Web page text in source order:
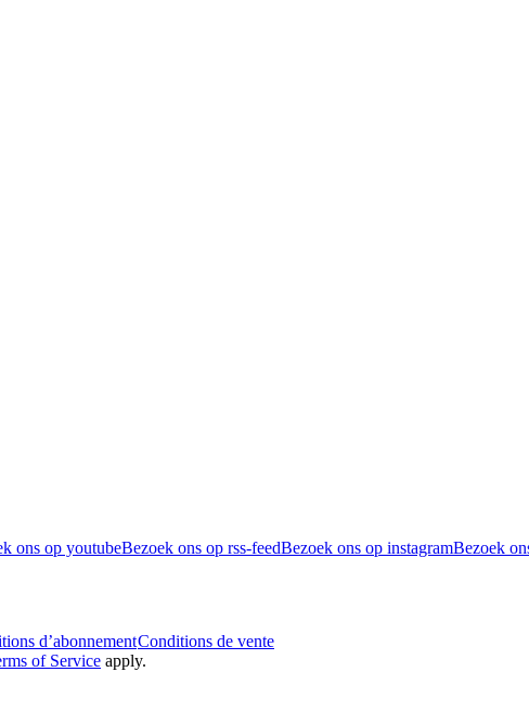
ons op youtubeBezoek ons op rss-feedBezoek ons op instagramBezoek
d’abonnementConditions de vente
of Service apply.